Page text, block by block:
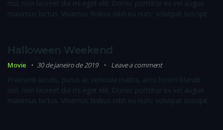
nisl, non laoreet dui mi eget elit. Donec porttitor ex vel augue
maximus luctus. Vivamus finibus nibh eu nunc volutpat suscipit.
Halloween Weekend
Movie 30 de janeiro de 2019 Leave a comment
Praesent iaculis, purus ac vehicula mattis, arcu lorem blandit
nisl, non laoreet dui mi eget elit. Donec porttitor ex vel augue
maximus luctus. Vivamus finibus nibh eu nunc volutpat suscipit.